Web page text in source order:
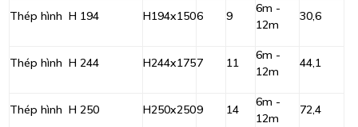
Thép hình H 194 H194x1506 9
6m -
12m
30,6
Thép hình H 244 H244x1757 11
6m -
12m
44,1
Thép hình H 250 H250x2509 14
6m -
12m
72,4